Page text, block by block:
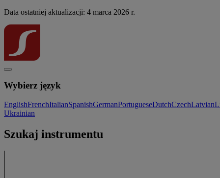
Data ostatniej aktualizacji: 4 marca 2026 r.
Wybierz język
EnglishFrenchItalianSpanishGermanPortugueseDutchCzechLatvian
Ukrainian
Szukaj instrumentu